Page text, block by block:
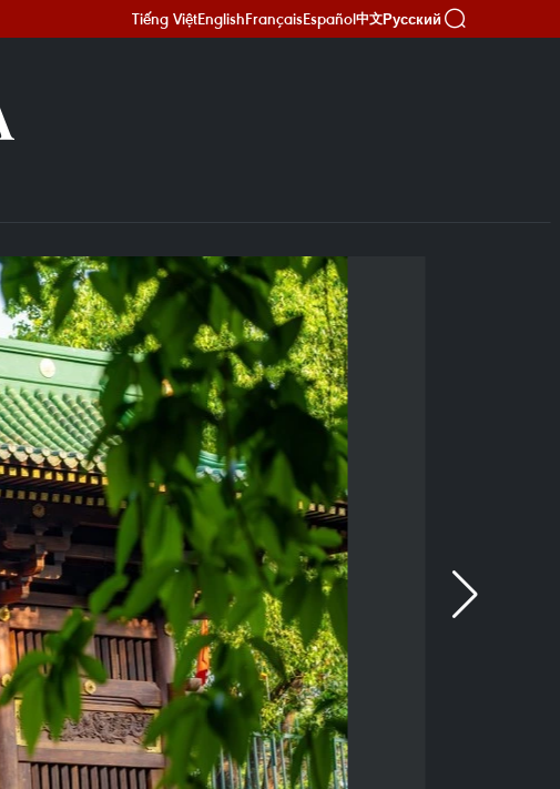
Tiếng ViệtEnglishFrançaisEspañol中文Русский